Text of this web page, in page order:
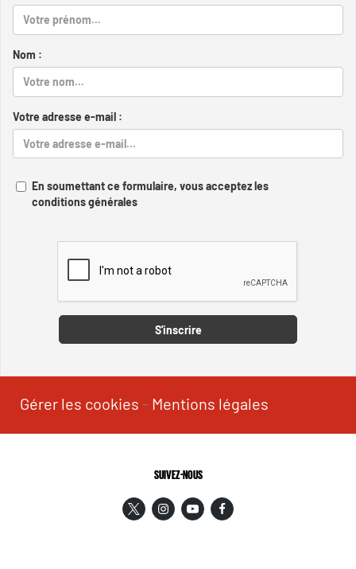
Nom :
Votre adresse e-mail :
En soumettant ce formulaire, vous acceptez les
conditions générales
S'inscrire
Gérer les cookies - Mentions légales
SUIVEZ-NOUS